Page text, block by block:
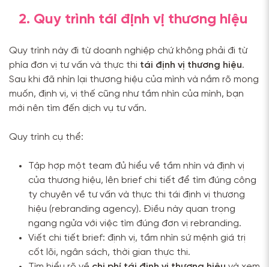
2. Quy trình tái định vị thương hiệu
Quy trình này đi từ doanh nghiệp chứ không phải đi từ
phía đơn vị tư vấn và thực thi tái định vị thương hiệu.
Sau khi đã nhìn lại thương hiệu của mình và nắm rõ mong
muốn, định vị, vị thế cũng như tầm nhìn của mình, bạn
mới nên tìm đến dịch vụ tư vấn.
Quy trình cụ thể:
Tập hợp một team đủ hiểu về tầm nhìn và định vị
của thương hiệu, lên brief chi tiết để tìm đúng công
ty chuyên về tư vấn và thực thi tái định vị thương
hiệu (rebranding agency). Điều này quan trọng
ngang ngửa với việc tìm đúng đơn vị rebranding.
Viết chi tiết brief: định vị, tầm nhìn sứ mệnh giá trị
cốt lõi, ngân sách, thời gian thực thi.